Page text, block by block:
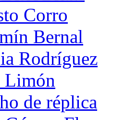
Corro
Bernal
Rodríguez
Limón
de réplica